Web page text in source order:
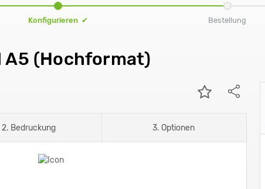
Konfigurieren ✔ Bestellung
A5 (Hochformat)
2. Bedruckung 3. Optionen